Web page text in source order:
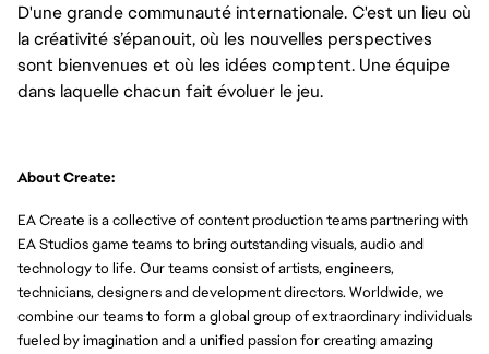
D'une grande communauté internationale. C'est un lieu où
la créativité s’épanouit, où les nouvelles perspectives
sont bienvenues et où les idées comptent. Une équipe
dans laquelle chacun fait évoluer le jeu.
About Create:
EA Create is a collective of content production teams partnering with
EA Studios game teams to bring outstanding visuals, audio and
technology to life. Our teams consist of artists, engineers,
technicians, designers and development directors. Worldwide, we
combine our teams to form a global group of extraordinary individuals
fueled by imagination and a unified passion for creating amazing